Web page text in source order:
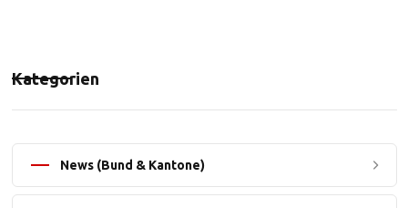
Kategorien
News (Bund & Kantone)